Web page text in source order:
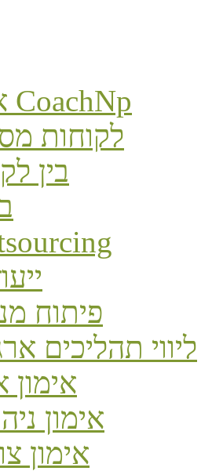
אודות CoachNp
לקוחות
בין
פיתוח
ליווי תהליכים
אימון
אימון
אימון